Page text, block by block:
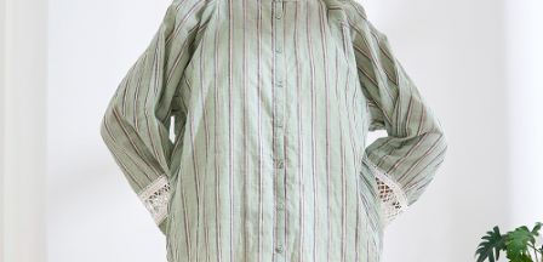
結帳頁面，進行簡訊認證並確認金額後，即可完成結帳。
２．訂單成立數日內，您將收到繳費通知簡訊。
３．收到繳費通知簡訊後14天內，點擊此簡訊中的連結，可透過四大超商／
ATM／網路銀行／等多元方式進行付款，方視為交易完成。
※ 請注意：結帳手續完成當下不需立刻繳費，但若您需要取消訂單，請聯絡
購買商品的店家。未經商家同意取消之訂單仍視為有效，需透過AFTEE先享
後付繳納相關費用。
※ 交易是否成功請以「AFTEE先享後付 」之結帳頁面顯示為準，若有關於
是否繳費成功／繳費後需取消欲退款等相關疑問，請聯繫「AFTEE先享後付
https://netprotections.freshdesk.com/support/home
每筆NT$60，滿NT$1,800(含以上)免運費
7-11取貨付款
每筆NT$60，滿NT$2,000(含以上)免運費
付款後7-11取貨
每筆NT$60，滿NT$2,000(含以上)免運費
黑貓宅急便(包裹尺寸60cm以下)